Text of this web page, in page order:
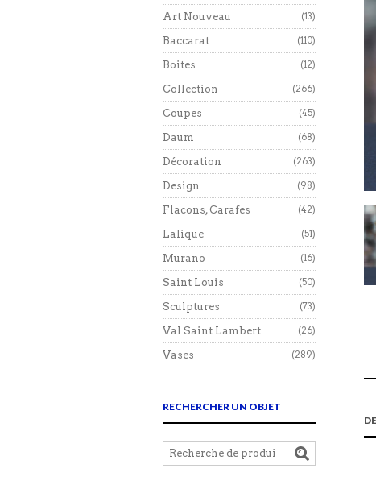
Art Nouveau (13)
Baccarat (110)
Boites (12)
Collection (266)
Coupes (45)
Daum (68)
Décoration (263)
Design (98)
Flacons, Carafes (42)
Lalique (51)
Murano (16)
Saint Louis (50)
Sculptures (73)
Val Saint Lambert (26)
Vases (289)
RECHERCHER UN OBJET